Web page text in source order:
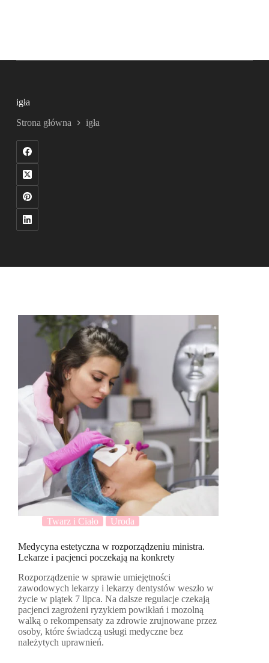
igła
Strona główna igła
Twarz i Ciało Uroda
Medycyna estetyczna w rozporządzeniu ministra.
Lekarze i pacjenci poczekają na konkrety
Rozporządzenie w sprawie umiejętności
zawodowych lekarzy i lekarzy dentystów weszło w
życie w piątek 7 lipca. Na dalsze regulacje czekają
pacjenci zagrożeni ryzykiem powikłań i mozolną
walką o rekompensaty za zdrowie zrujnowane przez
osoby, które świadczą usługi medyczne bez
należytych uprawnień.